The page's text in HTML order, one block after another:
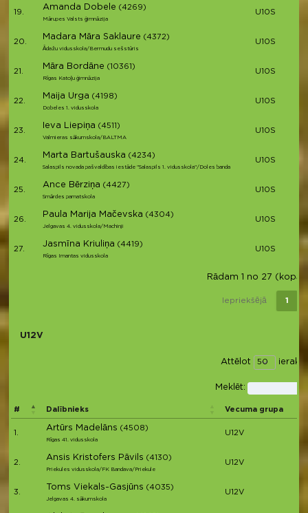
19.
Amanda Dobele (4269)
Mārupes Valsts ģimnāzija
U10S
20.
Madara Māra Saklaure (4372)
Ādažu vidusskola/Bermudu sešstūris
U10S
21.
Māra Bordāne (10361)
Rīgas Katoļu ģimnāzija
U10S
22.
Maija Urga (4198)
Dobeles 1. vidusskola
U10S
23.
Ieva Liepiņa (4511)
Valmieras sākumskola/BALTMA
U10S
24.
Marta Bartušauska (4234)
Salaspils novada pašvaldības iestāde "Salaspils 1. vidusskola"/Doles banda
U10S
25.
Ance Bērziņa (4427)
Smārdes pamatskola
U10S
26.
Paula Marija Mačevska (4304)
Jelgavas 4. vidusskola/Machinji
U10S
27.
Jasmīna Kriuliņa (4419)
Rīgas Imantas vidusskola
U10S
Rādam 1 no 27 (kopā
Iepriekšējā 1
U12V
Attēlot
Meklēt:
# Dalībnieks Vecuma grupa
1.
Artūrs Madelāns (4508)
Rīgas 41. vidusskola
U12V
2.
Ansis Kristofers Pāvils (4130)
Priekules vidusskola/FK Bandava/Priekule
U12V
3.
Toms Viekals-Gasjūns (4035)
Jelgavas 4. sākumskola
U12V